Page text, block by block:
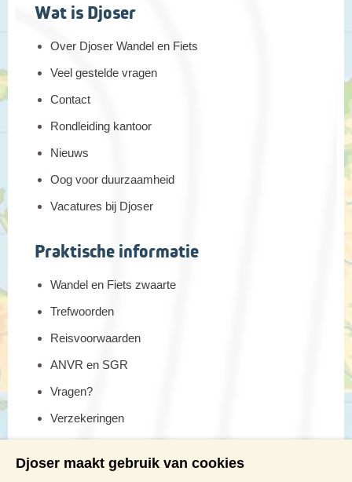
Wat is Djoser
Over Djoser Wandel en Fiets
Veel gestelde vragen
Contact
Rondleiding kantoor
Nieuws
Oog voor duurzaamheid
Vacatures bij Djoser
Praktische informatie
Wandel en Fiets zwaarte
Trefwoorden
Reisvoorwaarden
ANVR en SGR
Vragen?
Verzekeringen
Djoser maakt gebruik van cookies